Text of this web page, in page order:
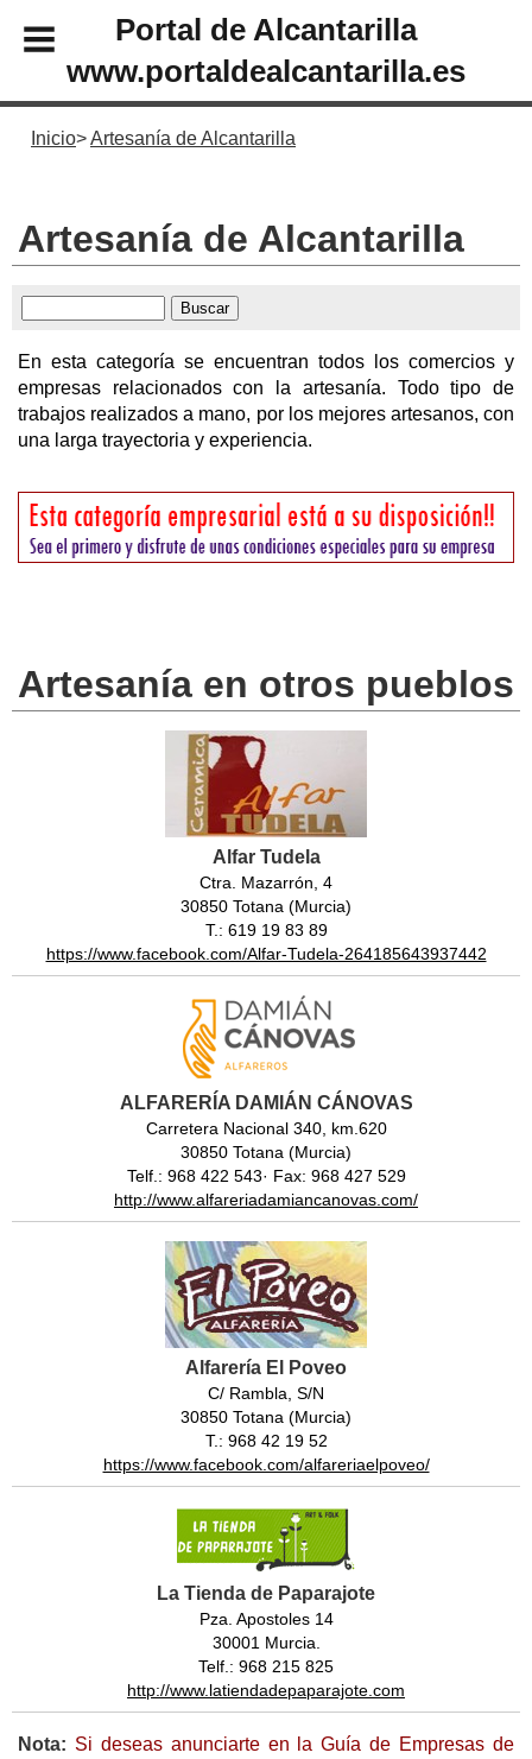
Portal de Alcantarilla
www.portaldealcantarilla.es
Inicio Artesanía de Alcantarilla
Artesanía de Alcantarilla
En esta categoría se encuentran todos los comercios y
empresas relacionados con la artesanía. Todo tipo de
trabajos realizados a mano, por los mejores artesanos, con
una larga trayectoria y experiencia.
Artesanía en otros pueblos
Alfar Tudela
Ctra. Mazarrón, 4
30850 Totana (Murcia)
T.: 619 19 83 89
https://www.facebook.com/Alfar-Tudela-264185643937442
ALFARERÍA DAMIÁN CÁNOVAS
Carretera Nacional 340, km.620
30850 Totana (Murcia)
Telf.: 968 422 543· Fax: 968 427 529
http://www.alfareriadamiancanovas.com/
Alfarería El Poveo
C/ Rambla, S/N
30850 Totana (Murcia)
T.: 968 42 19 52
https://www.facebook.com/alfareriaelpoveo/
La Tienda de Paparajote
Pza. Apostoles 14
30001 Murcia.
Telf.: 968 215 825
http://www.latiendadepaparajote.com
Nota: Si deseas anunciarte en la Guía de Empresas de